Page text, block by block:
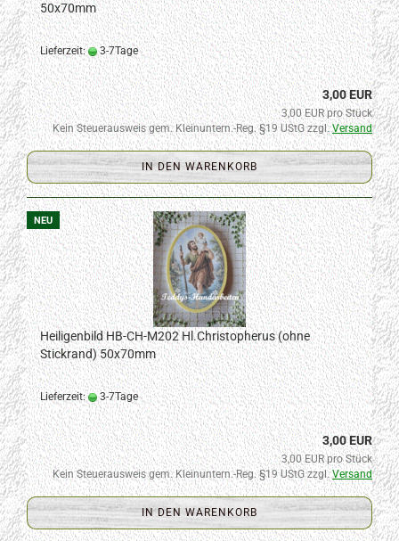
50x70mm
Lieferzeit: 3-7Tage
3,00 EUR
3,00 EUR pro Stück
Kein Steuerausweis gem. Kleinuntern.-Reg. §19 UStG zzgl.Versand
IN DEN WARENKORB
NEU
Heiligenbild HB-CH-M202 Hl.Christopherus (ohne
Stickrand) 50x70mm
Lieferzeit: 3-7Tage
3,00 EUR
3,00 EUR pro Stück
Kein Steuerausweis gem. Kleinuntern.-Reg. §19 UStG zzgl.Versand
IN DEN WARENKORB